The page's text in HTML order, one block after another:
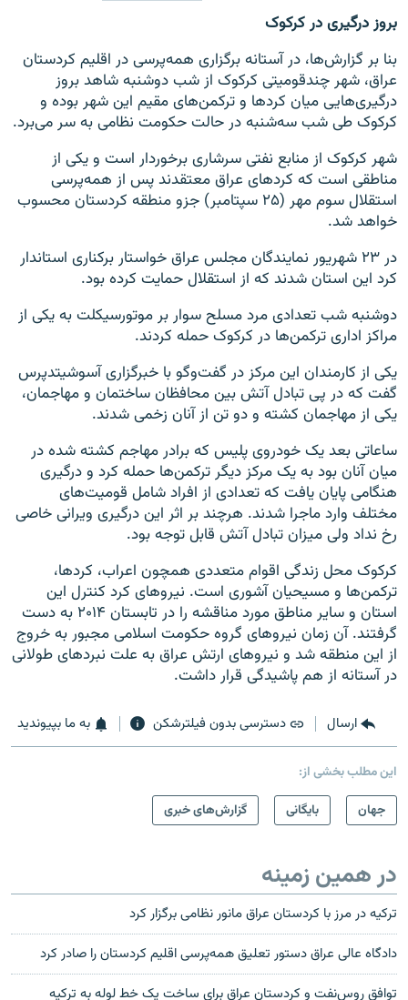
بروز درگیری در کرکوک
بنا بر گزارش‌ها، در آستانه برگزاری همه‌پرسی در اقلیم کردستان
عراق، شهر چندقومیتی کرکوک از شب دوشنبه شاهد بروز
درگیری‌هایی میان کردها و ترکمن‌های مقیم این شهر بوده و
کرکوک طی شب سه‌شنبه در حالت حکومت نظامی به سر می‌برد.
شهر کرکوک از منابع نفتی سرشاری برخوردار است و یکی از
مناطقی است که کردهای عراق معتقدند پس از همه‌پرسی
استقلال سوم مهر (۲۵ سپتامبر) جزو منطقه کردستان محسوب
خواهد شد.
در ۲۳ شهریور نمایندگان مجلس عراق خواستار برکناری استاندار
کرد این استان شدند که از استقلال حمایت کرده بود.
دوشنبه شب تعدادی مرد مسلح سوار بر موتورسیکلت به یکی از
مراکز اداری ترکمن‌ها در کرکوک حمله کردند.
یکی از کارمندان این مرکز در گفت‌وگو با خبرگزاری آسوشیتدپرس
گفت که در پی تبادل آتش بین محافظان ساختمان و مهاجمان،
یکی از مهاجمان کشته و دو تن از آنان زخمی شدند.
ساعاتی بعد یک خودروی پلیس که برادر مهاجم کشته شده در
میان آنان بود به یک مرکز دیگر ترکمن‌ها حمله کرد و درگیری
هنگامی پایان یافت که تعدادی از افراد شامل قومیت‌های
مختلف وارد ماجرا شدند. هرچند بر اثر این درگیری ویرانی خاصی
رخ نداد ولی میزان تبادل آتش قابل توجه بود.
کرکوک محل زندگی اقوام متعددی همچون اعراب، کردها،
ترکمن‌ها و مسیحیان آشوری است. نیروهای کرد کنترل این
استان و سایر مناطق مورد مناقشه را در تابستان ۲۰۱۴ به دست
گرفتند. آن زمان نیروهای گروه حکومت اسلامی مجبور به خروج
از این منطقه شد و نیروهای ارتش عراق به علت نبردهای طولانی
در آستانه از هم پاشیدگی قرار داشت.
ارسال دسترسی بدون فیلترشکن به ما بپیوندید
این مطلب بخشی از:
جهان
بایگانی گزارش‌های خبری
در همین زمینه
ترکیه در مرز با کردستان عراق مانور نظامی برگزار کرد
دادگاه عالی عراق دستور تعلیق همه‌پرسی اقلیم کردستان را صادر کرد
توافق روس‌نفت و کردستان عراق برای ساخت یک خط لوله به ترکیه